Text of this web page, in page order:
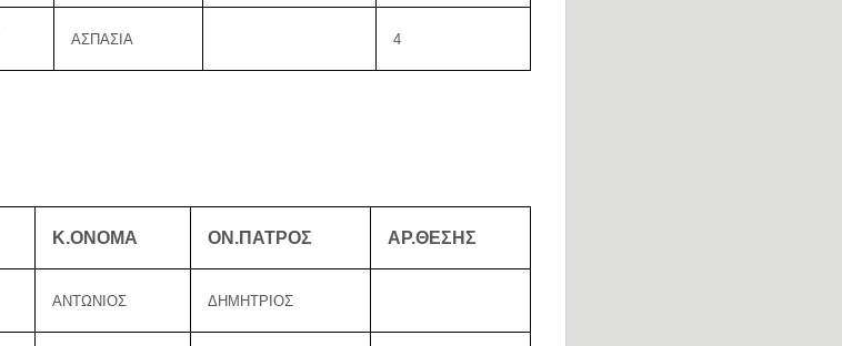
ΑΣΠΑΣΙΑ 4
Κ.ΟΝΟΜΑ ΟΝ.ΠΑΤΡΟΣ ΑΡ.ΘΕΣΗΣ
ΑΝΤΩΝΙΟΣ ΔΗΜΗΤΡΙΟΣ